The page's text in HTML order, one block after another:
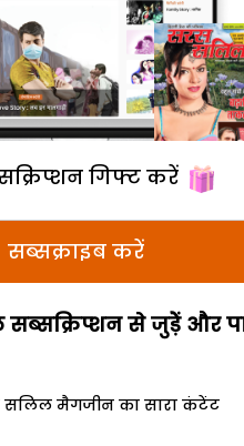
गिफ्ट करें
सब्सक्राइब करें
से जुड़ेें और
मैगजीन का सारा कंटेंट